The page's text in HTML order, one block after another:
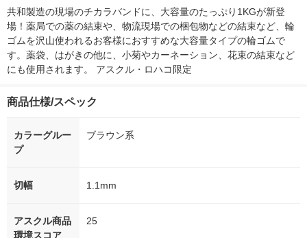
共和製造の現場のチカラバンドに、大容量のたっぷり1KGが新登
場！薬局での薬の結束や、物流現場での梱包物などの結束など、輪
ゴムを沢山使われるお客様におすすめな大容量タイプの輪ゴムで
す。薬袋、はがきの他に、小菊やカーネーション、花束の結束など
にも使用されます。 アスクル・ロハコ限定
商品仕様/スペック
カラーグルー
プ
ブラウン系
切幅 1.1mm
アスクル商品
環境スコア
25